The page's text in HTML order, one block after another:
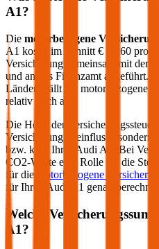
A1?
Die motorbezogene
A1 kostet im Schnitt € 21,60 pro
Versicherung gemeinsam mit der
und an das Finanzamt abgeführt.
Ländern fällt die motorbezogene
relativ hoch aus.
Die Höhe der
Versicherung beeinflusst, sondern
bzw. kW) Ihres
Audi A1
. Bei
CO2-Werte eine Rolle für die
für die
motorbezogene
für Ihren
Audi A1 genau
Welche
A1?